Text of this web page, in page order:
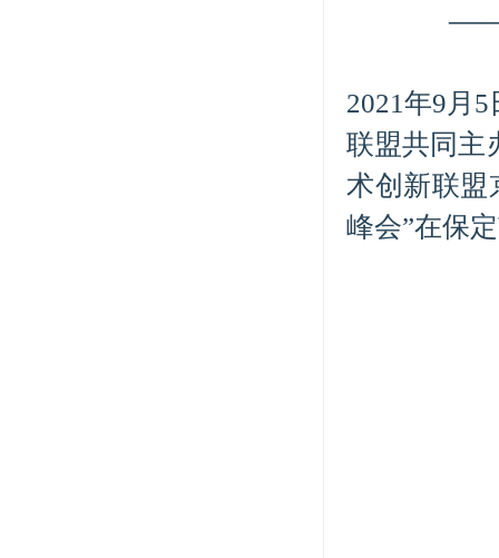
2021年9月
联盟共同主
术创新联盟
峰会”在保